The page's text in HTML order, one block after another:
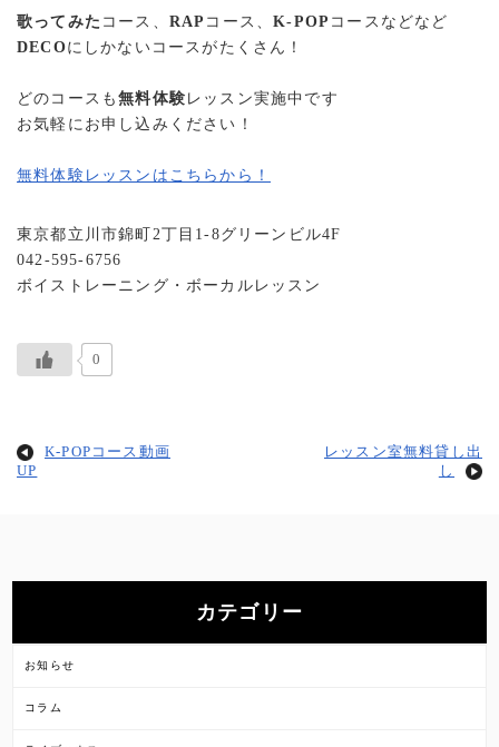
歌ってみた コース、 RAP コース、K-POP コースなどなど
DECOにしかないコースがたくさん！
どのコースも無料体験 レッスン実施中です
お気軽にお申し込みください！
無料体験レッスンはこちらから！
東京都立川市錦町2丁目1-8グリーンビル4F
042-595-6756
ボイストレーニング・ボーカルレッスン
0
K-POPコース動画
UP
レッスン室無料貸し出
し
カテゴリー
お知らせ
コラム